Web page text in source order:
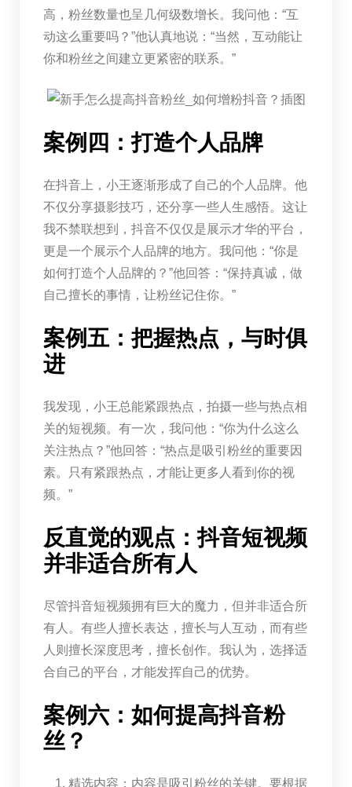
高，粉丝数量也呈几何级数增长。我问他：“互
动这么重要吗？”他认真地说：“当然，互动能让
你和粉丝之间建立更紧密的联系。”
案例四：打造个人品牌
在抖音上，小王逐渐形成了自己的个人品牌。他
不仅分享摄影技巧，还分享一些人生感悟。这让
我不禁联想到，抖音不仅仅是展示才华的平台，
更是一个展示个人品牌的地方。我问他：“你是
如何打造个人品牌的？”他回答：“保持真诚，做
自己擅长的事情，让粉丝记住你。”
案例五：把握热点，与时俱
进
我发现，小王总能紧跟热点，拍摄一些与热点相
关的短视频。有一次，我问他：“你为什么这么
关注热点？”他回答：“热点是吸引粉丝的重要因
素。只有紧跟热点，才能让更多人看到你的视
频。”
反直觉的观点：抖音短视频
并非适合所有人
尽管抖音短视频拥有巨大的魔力，但并非适合所
有人。有些人擅长表达，擅长与人互动，而有些
人则擅长深度思考，擅长创作。我认为，选择适
合自己的平台，才能发挥自己的优势。
案例六：如何提高抖音粉
丝？
精选内容：内容是吸引粉丝的关键。要根据